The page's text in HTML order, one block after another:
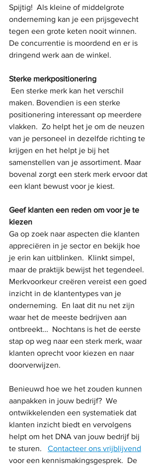
Spijtig!  Als kleine of middelgrote
onderneming kan je een prijsgevecht
tegen een grote keten nooit winnen.
De concurrentie is moordend en er is
dringend werk aan de winkel.
Sterke merkpositionering
maken. Bovendien is een sterke
positionering interessant op meerdere
vlakken.  Zo helpt het je om de neuzen
van je personeel in dezelfde richting te
krijgen en het helpt je bij het
samenstellen van je assortiment. Maar
bovenal zorgt een sterk merk ervoor dat
een klant bewust voor je kiest.
Geef klanten een reden om voor je te
kiezen
Ga op zoek naar aspecten die klanten
appreciëren in je sector en bekijk hoe
je erin kan uitblinken.  Klinkt simpel,
maar de praktijk bewijst het tegendeel.
Merkvoorkeur creëren vereist een goed
inzicht in de klantentypes van je
onderneming.  En laat dit nu net zijn
waar het de meeste bedrijven aan
ontbreekt…  Nochtans is het de eerste
stap op weg naar een sterk merk, waar
klanten oprecht voor kiezen en naar
doorverwijzen.
Benieuwd hoe we het zouden kunnen
aanpakken in jouw bedrijf?  We
ontwikkelenden een systematiek dat
klanten inzicht biedt en vervolgens
helpt om het DNA van jouw bedrijf bij
te sturen. Contacteer ons vrijblijvend
voor een kennismakingsgesprek.  De